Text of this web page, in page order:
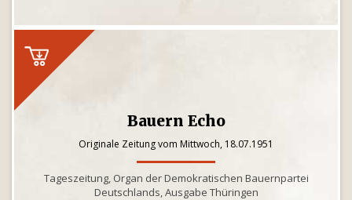
Bauern Echo
Originale Zeitung vom Mittwoch, 18.07.1951
Tageszeitung, Organ der Demokratischen Bauernpartei
Deutschlands, Ausgabe Thüringen